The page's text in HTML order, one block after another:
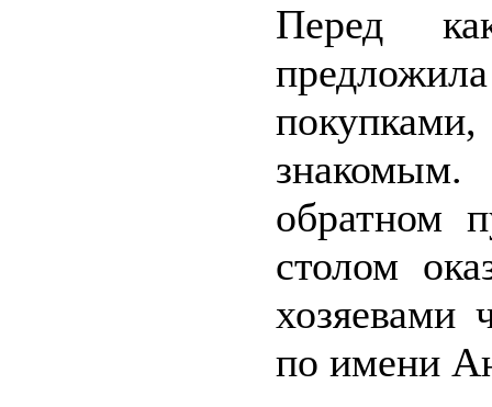
Перед
обратном
столом
хозяевами
по имени